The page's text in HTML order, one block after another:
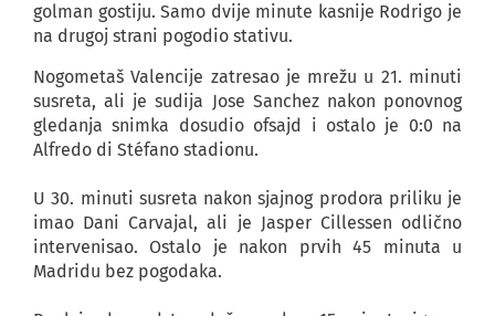
golman gostiju. Samo dvije minute kasnije Rodrigo je
na drugoj strani pogodio stativu.
Nogometaš Valencije zatresao je mrežu u 21. minuti
susreta, ali je sudija Jose Sanchez nakon ponovnog
gledanja snimka dosudio ofsajd i ostalo je 0:0 na
Alfredo di Stéfano stadionu.
U 30. minuti susreta nakon sjajnog prodora priliku je
imao Dani Carvajal, ali je Jasper Cillessen odlično
intervenisao. Ostalo je nakon prvih 45 minuta u
Madridu bez pogodaka.